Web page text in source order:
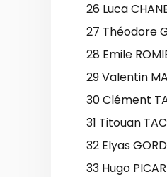
26 Luca
27 Théodore
28 Emile
29 Valentin
30 Clément
31 Titouan
32 Elyas
33 Hugo